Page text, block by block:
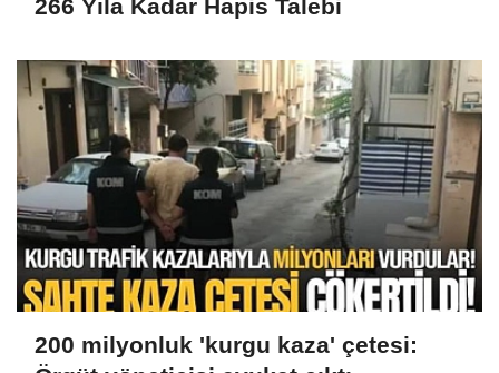
266 Yıla Kadar Hapis Talebi
200 milyonluk 'kurgu kaza' çetesi: